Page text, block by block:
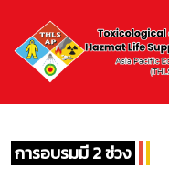
การอบรมมี 2 ช่วง